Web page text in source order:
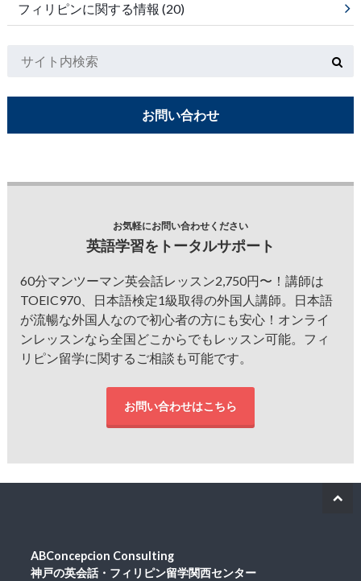
フィリピンに関する情報 (20)
お問い合わせ
お気軽にお問い合わせください
英語学習をトータルサポート
60分マンツーマン英会話レッスン2,750円〜！講師は
TOEIC970、日本語検定1級取得の外国人講師。日本語
が流暢な外国人なので初心者の方にも安心！オンライ
ンレッスンなら全国どこからでもレッスン可能。フィ
リピン留学に関するご相談も可能です。
お問い合わせはこちら
ABConcepcion Consulting
神戸の英会話・フィリピン留学関西センター